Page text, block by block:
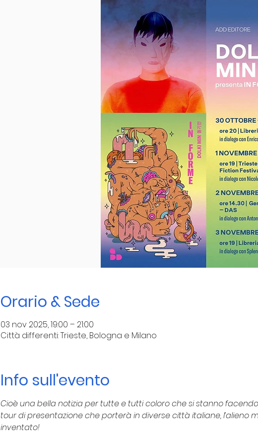
Orario & Sede
03 nov 2025, 19:00 – 21:00
Città differenti: Trieste, Bologna e Milano
Info sull'evento
Cioè una bella notizia per tutte e tutti coloro che si stanno
tour di presentazione che porterà in diverse città italiane, l’alieno
inventato!